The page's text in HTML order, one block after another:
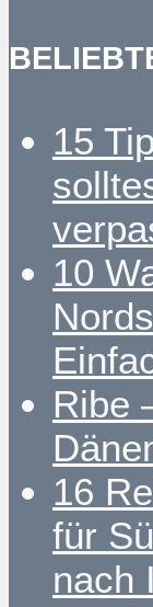
15
10
Ribe
16
für
nach